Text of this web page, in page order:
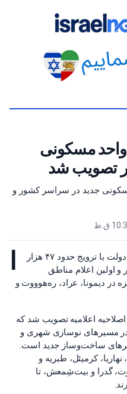
۴۷ هزار واحد مسکونی
تصویب شد
۴۷ هزار واحد مسکونی جدید در سراسر کشور و
ورشلیم، ۳۰ ژوئن ۲۰۲۶ (TPS-IL) — دولت با ترویج حدود ۴۷ هزار
اولین اعلام مناطق
در دیمونا، عراد، ره‌هوووت و
مجتمع و اصلاحیه اعلامیه تصویب شد که
در مسیرهای نوسازی شهری و
مسیرهای ساخت‌وساز جدید است.
کرمیئل، طبریه و
گدرا و بیت‌شِمعش، تا